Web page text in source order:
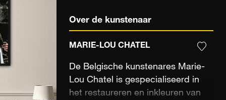
Over de kunstenaar
MARIE-LOU CHATEL
De Belgische kunstenares Marie-
Lou Chatel is gespecialiseerd in
het restaureren en inkleuren van